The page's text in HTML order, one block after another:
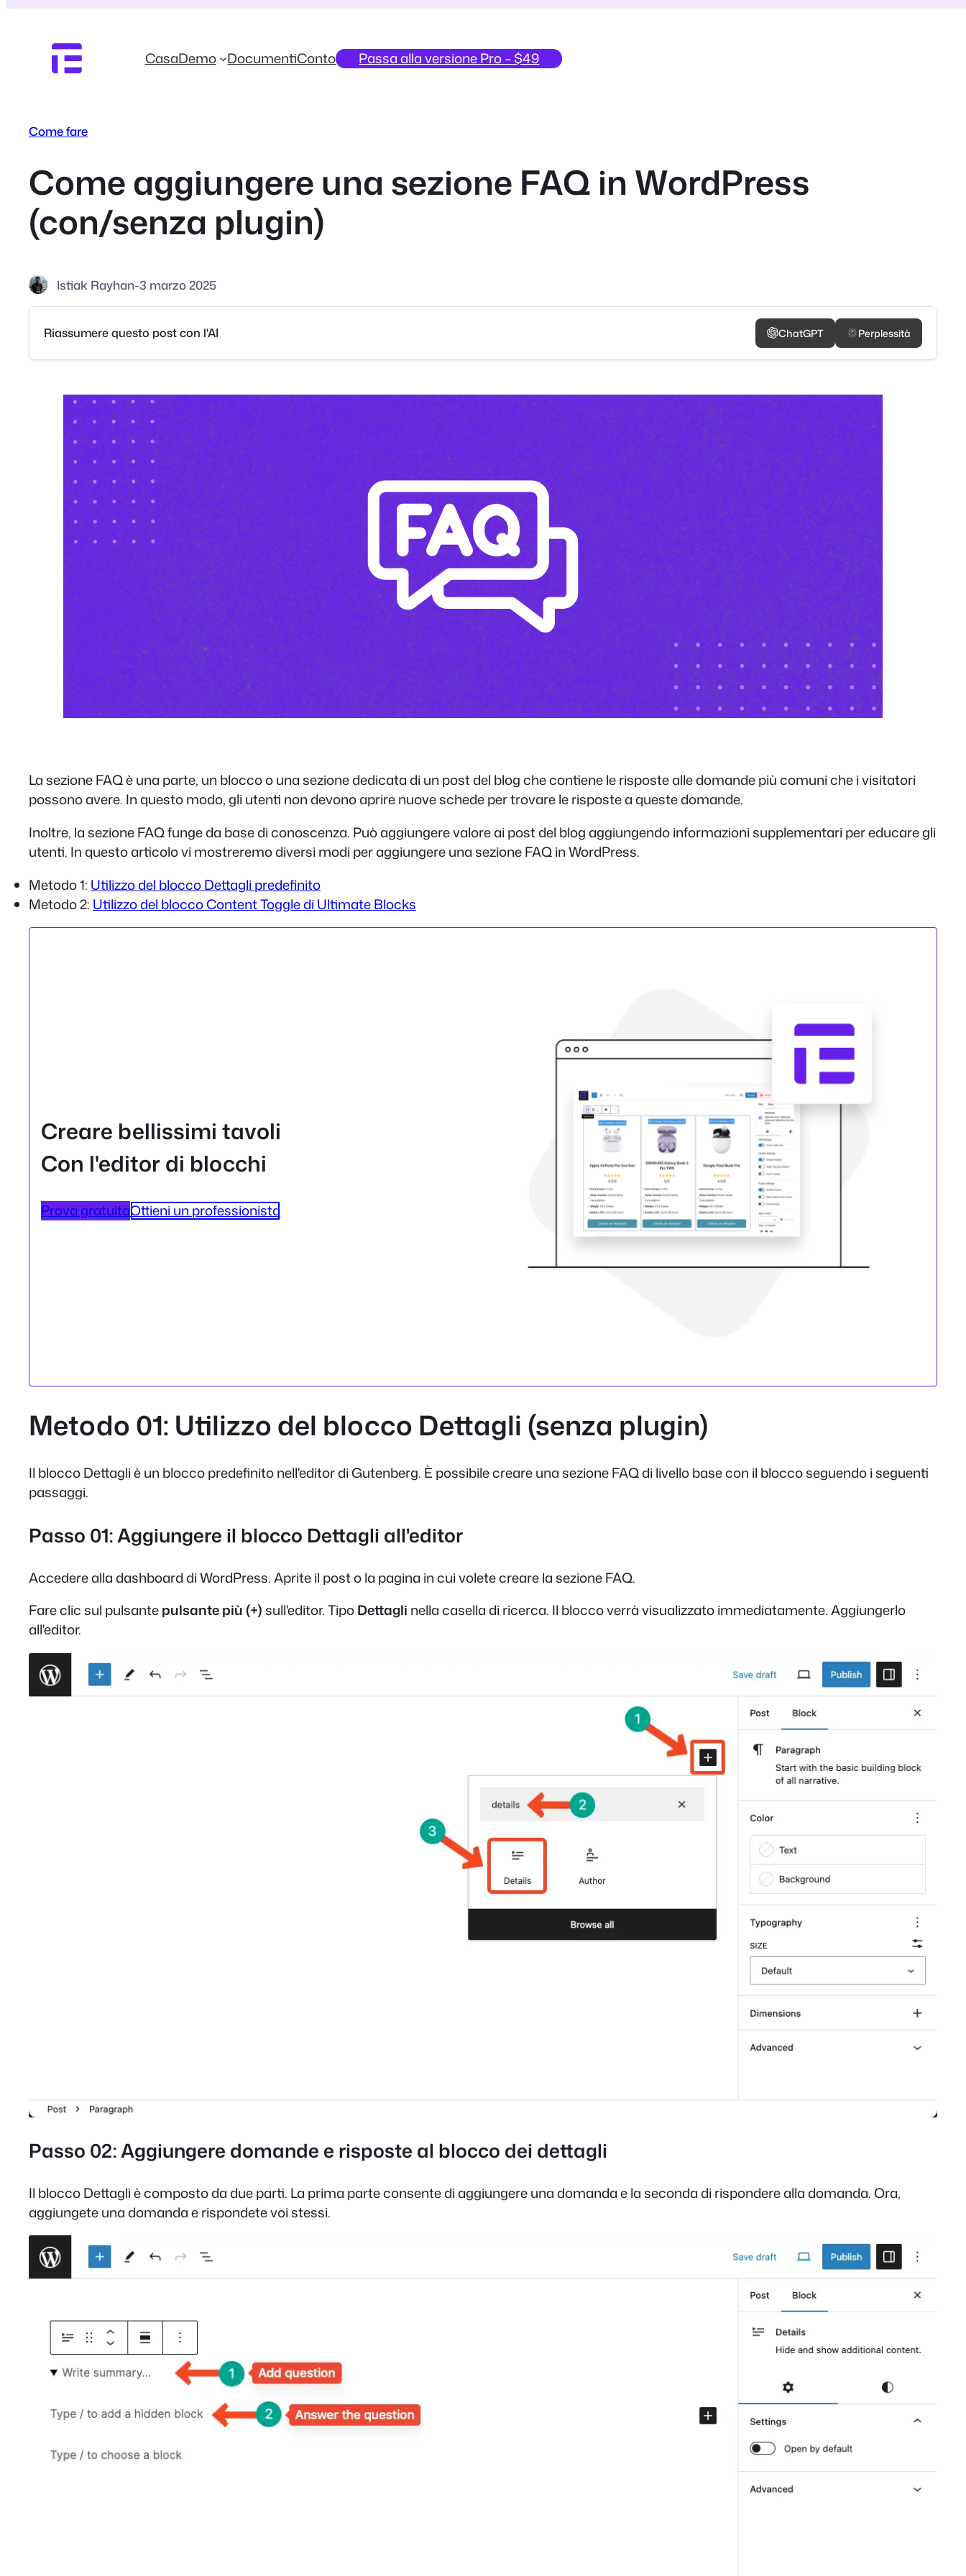
contenuto
CasaDemo DocumentiConto Passa alla versione Pro – $49
Come fare
Come aggiungere una sezione FAQ in WordPress
(con/senza plugin)
Istiak Rayhan-3 marzo 2025
Riassumere questo post con l'AI ChatGPT Perplessità
La sezione FAQ è una parte, un blocco o una sezione dedicata di un post del blog che contiene le risposte alle domande più comuni che i visitatori
possono avere. In questo modo, gli utenti non devono aprire nuove schede per trovare le risposte a queste domande.
Inoltre, la sezione FAQ funge da base di conoscenza. Può aggiungere valore ai post del blog aggiungendo informazioni supplementari per educare gli
utenti. In questo articolo vi mostreremo diversi modi per aggiungere una sezione FAQ in WordPress.
Metodo 1: Utilizzo del blocco Dettagli predefinito
Metodo 2: Utilizzo del blocco Content Toggle di Ultimate Blocks
Creare bellissimi tavoli
Con l'editor di blocchi
Prova gratuitaOttieni un professionista
Metodo 01: Utilizzo del blocco Dettagli (senza plugin)
Il blocco Dettagli è un blocco predefinito nell'editor di Gutenberg. È possibile creare una sezione FAQ di livello base con il blocco seguendo i seguenti
passaggi.
Passo 01: Aggiungere il blocco Dettagli all'editor
Accedere alla dashboard di WordPress. Aprite il post o la pagina in cui volete creare la sezione FAQ.
Fare clic sul pulsantepulsante più (+)sull'editor. TipoDettagli nella casella di ricerca. Il blocco verrà visualizzato immediatamente. Aggiungerlo
all'editor.
Passo 02: Aggiungere domande e risposte al blocco dei dettagli
Il blocco Dettagli è composto da due parti. La prima parte consente di aggiungere una domanda e la seconda di rispondere alla domanda. Ora,
aggiungete una domanda e rispondete voi stessi.